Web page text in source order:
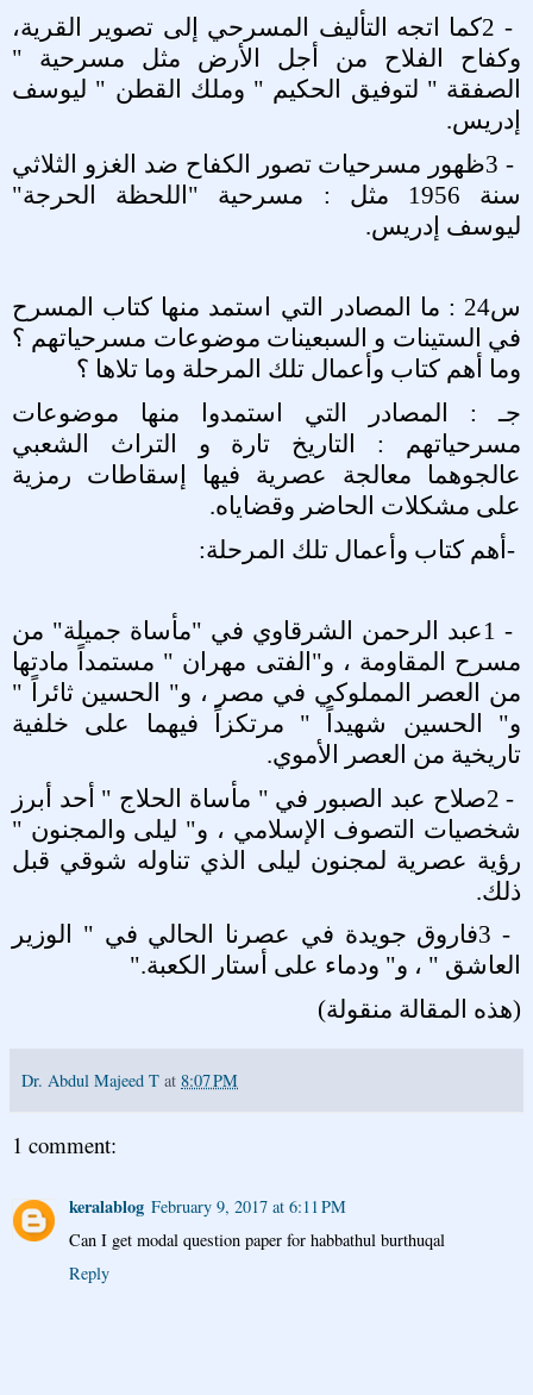
2 -كما اتجه التأليف المسرحي إلى تصوير القرية،
وكفاح الفلاح من أجل الأرض مثل مسرحية "
الصفقة " لتوفيق الحكيم " وملك القطن " ليوسف
إدريس.
3 -ظهور مسرحيات تصور الكفاح ضد الغزو الثلاثي
سنة 1956 مثل : مسرحية "اللحظة الحرجة"
ليوسف إدريس.
س24 : ما المصادر التي استمد منها كتاب المسرح
في الستينات و السبعينات موضوعات مسرحياتهم ؟
وما أهم كتاب وأعمال تلك المرحلة وما تلاها ؟
جـ : المصادر التي استمدوا منها موضوعات
مسرحياتهم : التاريخ تارة و التراث الشعبي
عالجوهما معالجة عصرية فيها إسقاطات رمزية
على مشكلات الحاضر وقضاياه.
- أهم كتاب وأعمال تلك المرحلة:
1 -عبد الرحمن الشرقاوي في "مأساة جميلة" من
مسرح المقاومة ، و"الفتى مهران " مستمداً مادتها
من العصر المملوكي في مصر ، و" الحسين ثائراً "
و" الحسين شهيداً " مرتكزاً فيهما على خلفية
تاريخية من العصر الأموي.
2 -صلاح عبد الصبور في " مأساة الحلاج " أحد أبرز
شخصيات التصوف الإسلامي ، و" ليلى والمجنون "
رؤية عصرية لمجنون ليلى الذي تناوله شوقي قبل
ذلك.
3 -فاروق جويدة في عصرنا الحالي في " الوزير
العاشق " ، و" ودماء على أستار الكعبة".
(هذه المقالة منقولة)
Dr. Abdul Majeed T at 8:07 PM
1 comment:
keralablog February 9, 2017 at 6:11 PM
Can I get modal question paper for habbathul burthuqal
Reply